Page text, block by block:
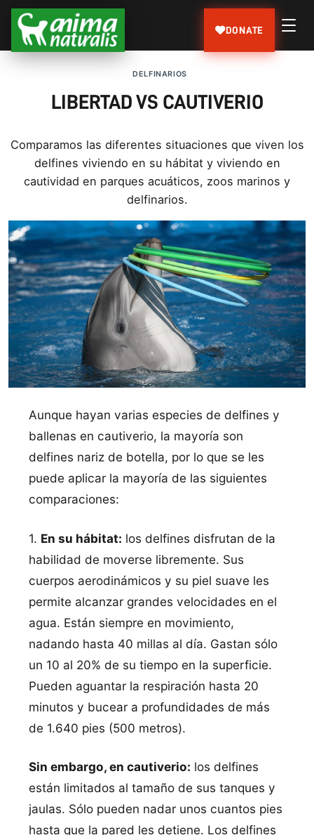
DONATE
DELFINARIOS
LIBERTAD VS CAUTIVERIO
Comparamos las diferentes situaciones que viven los
delfines viviendo en su hábitat y viviendo en
cautividad en parques acuáticos, zoos marinos y
delfinarios.
Aunque hayan varias especies de delfines y
ballenas en cautiverio, la mayoría son
delfines nariz de botella, por lo que se les
puede aplicar la mayoría de las siguientes
comparaciones:
1. En su hábitat: los delfines disfrutan de la
habilidad de moverse libremente. Sus
cuerpos aerodinámicos y su piel suave les
permite alcanzar grandes velocidades en el
agua. Están siempre en movimiento,
nadando hasta 40 millas al día. Gastan sólo
un 10 al 20% de su tiempo en la superficie.
Pueden aguantar la respiración hasta 20
minutos y bucear a profundidades de más
de 1.640 pies (500 metros).
Sin embargo, en cautiverio: los delfines
están limitados al tamaño de sus tanques y
jaulas. Sólo pueden nadar unos cuantos pies
hasta que la pared les detiene. Los delfines